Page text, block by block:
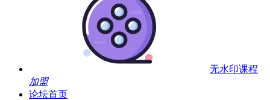
无水印课程
加盟
论坛首页